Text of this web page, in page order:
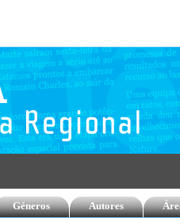
Géneros Autores